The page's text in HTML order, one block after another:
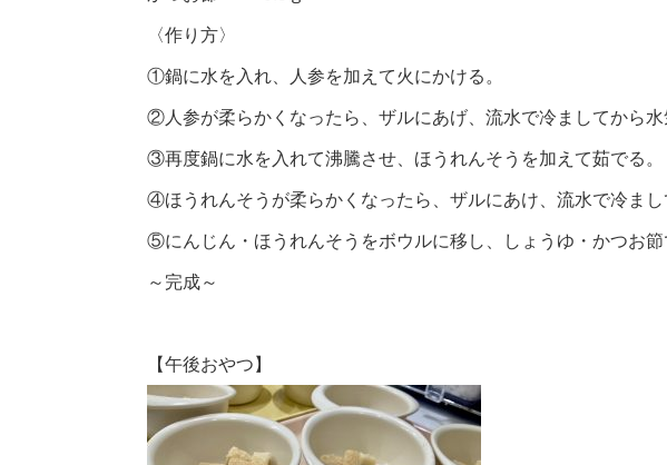
〈作り方〉
①鍋に水を入れ、人参を加えて火にかける。
②人参が柔らかくなったら、ザルにあげ、流水で冷ましてから水
③再度鍋に水を入れて沸騰させ、ほうれんそうを加えて茹でる。
④ほうれんそうが柔らかくなったら、ザルにあけ、流水で冷まし
⑤にんじん・ほうれんそうをボウルに移し、しょうゆ・かつお節
～完成～
【午後おやつ】